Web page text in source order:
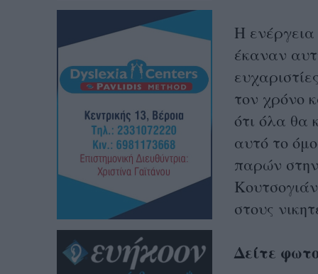
Η
έκαναν
τον χρόνο
ότι όλα θα
αυτό το
παρών
στους
Δείτε